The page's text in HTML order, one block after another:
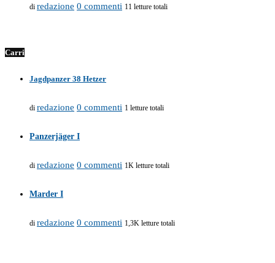
di redazione 0 commenti 11 letture totali
Carri
Jagdpanzer 38 Hetzer
di redazione 0 commenti 1 letture totali
Panzerjäger I
di redazione 0 commenti 1K letture totali
Marder I
di redazione 0 commenti 1,3K letture totali